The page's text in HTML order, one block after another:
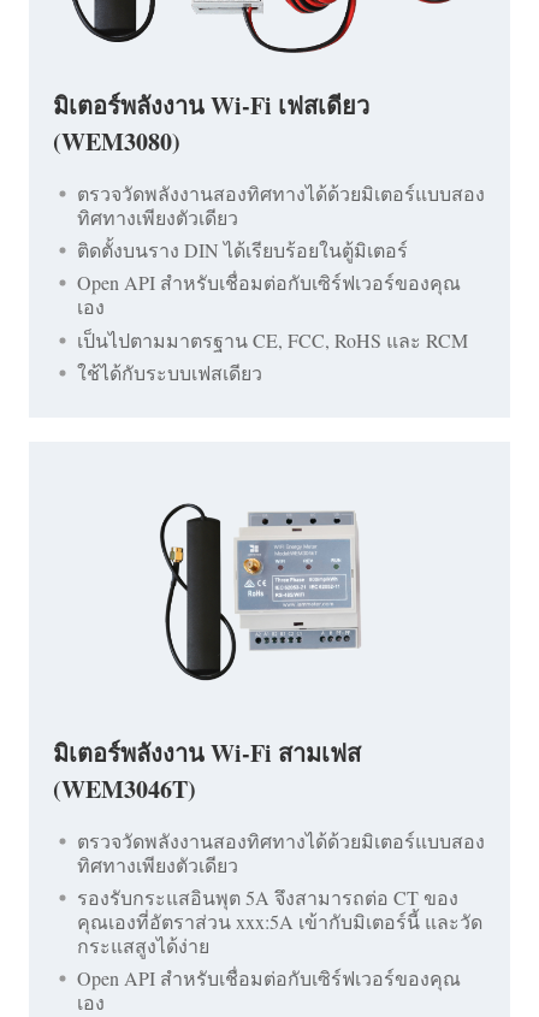
มิเตอร์พลังงาน Wi-Fi เฟสเดียว
(WEM3080)
ตรวจวัดพลังงานสองทิศทางได้ด้วยมิเตอร์แบบสอง
ทิศทางเพียงตัวเดียว
ติดตั้งบนราง DIN ได้เรียบร้อยในตู้มิเตอร์
Open API สำหรับเชื่อมต่อกับเซิร์ฟเวอร์ของคุณ
เอง
เป็นไปตามมาตรฐาน CE, FCC, RoHS และ RCM
ใช้ได้กับระบบเฟสเดียว
มิเตอร์พลังงาน Wi-Fi สามเฟส
(WEM3046T)
ตรวจวัดพลังงานสองทิศทางได้ด้วยมิเตอร์แบบสอง
ทิศทางเพียงตัวเดียว
รองรับกระแสอินพุต 5A จึงสามารถต่อ CT ของ
คุณเองที่อัตราส่วน xxx:5A เข้ากับมิเตอร์นี้ และวัด
กระแสสูงได้ง่าย
Open API สำหรับเชื่อมต่อกับเซิร์ฟเวอร์ของคุณ
เอง